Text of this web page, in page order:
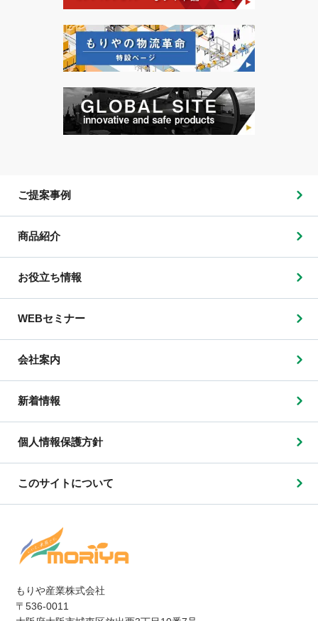
もりや産業株式会社
〒536-0011
ご提案事例
商品紹介
お役立ち情報
WEBセミナー
会社案内
新着情報
個人情報保護方針
このサイトについて